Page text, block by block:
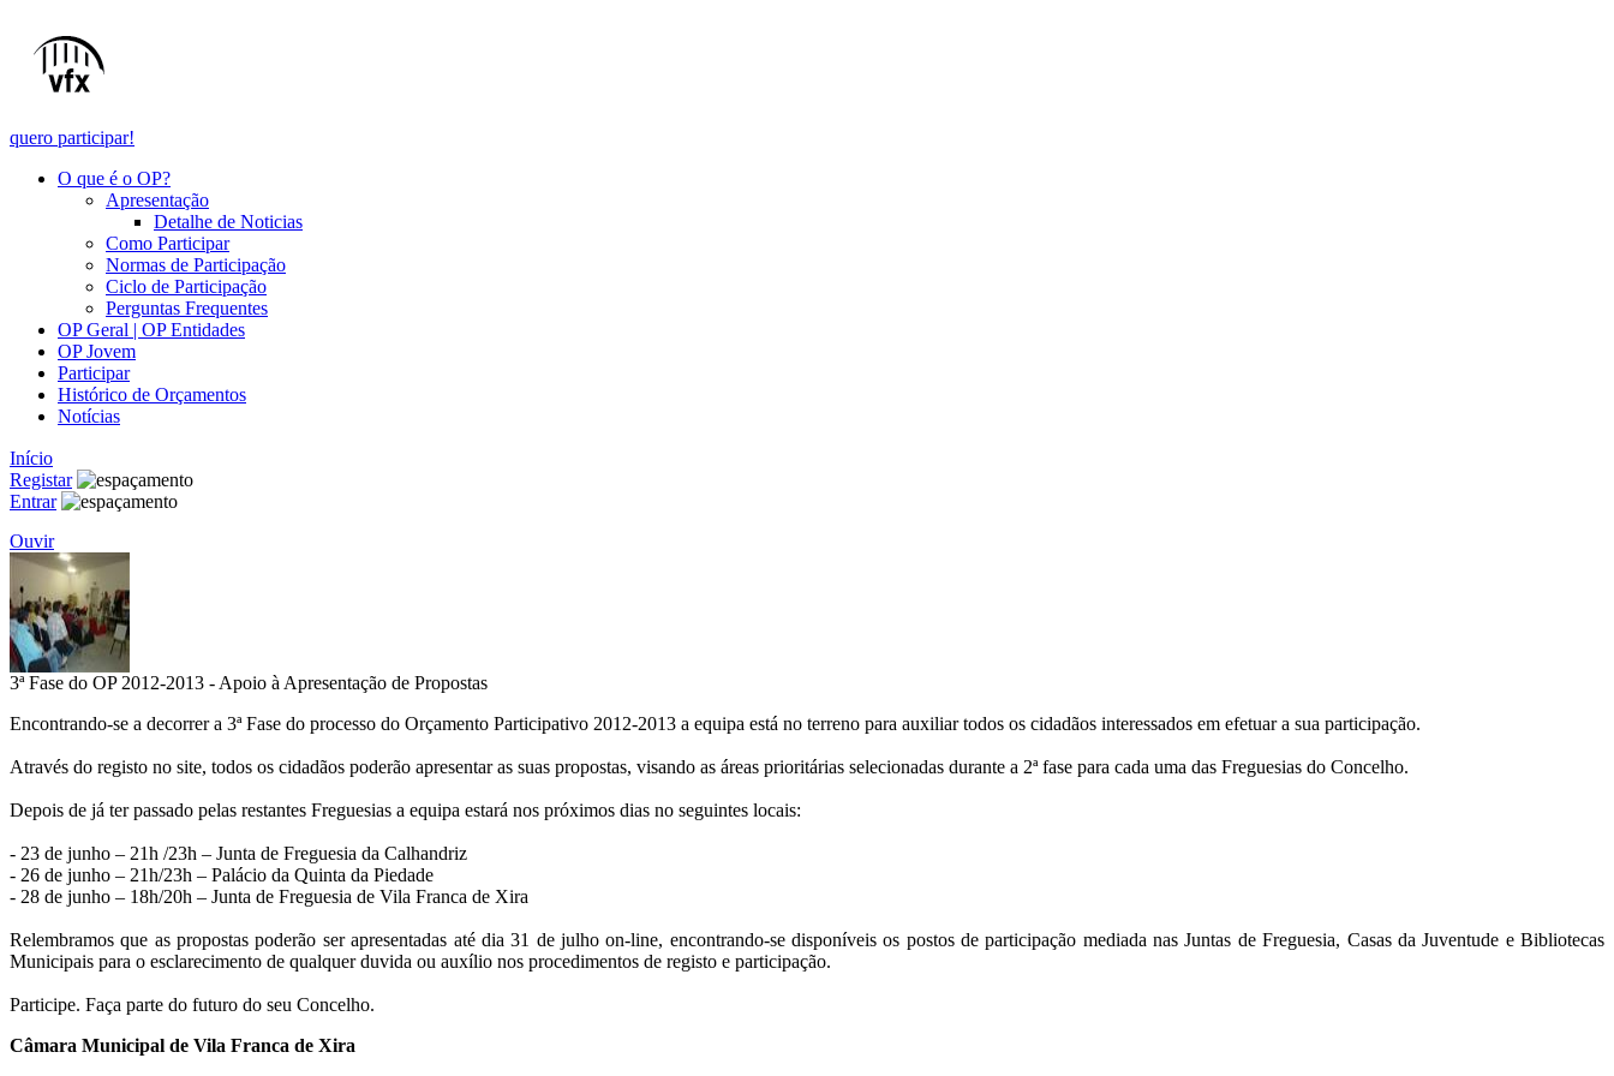
quero participar!
O que é o OP?
Apresentação
Detalhe de Noticias
Como Participar
Normas de Participação
Ciclo de Participação
Perguntas Frequentes
OP Geral | OP Entidades
OP Jovem
Participar
Histórico de Orçamentos
Notícias
Início
Registar
Entrar
Ouvir
3ª Fase do OP 2012-2013 - Apoio à Apresentação de Propostas
Encontrando-se a decorrer a 3ª Fase do processo do Orçamento Participativo 2012-2013 a equipa está no terreno para auxiliar todos os cidadãos interessados em efetuar a sua participação.
Através do registo no site, todos os cidadãos poderão apresentar as suas propostas, visando as áreas prioritárias selecionadas durante a 2ª fase para cada uma das Freguesias do Concelho.
Depois de já ter passado pelas restantes Freguesias a equipa estará nos próximos dias no seguintes locais:
- 23 de junho – 21h /23h – Junta de Freguesia da Calhandriz
- 26 de junho – 21h/23h – Palácio da Quinta da Piedade
- 28 de junho – 18h/20h – Junta de Freguesia de Vila Franca de Xira
Relembramos que as propostas poderão ser apresentadas até dia 31 de julho on-line, encontrando-se disponíveis os postos de participação mediada nas Juntas de Freguesia, Casas da Juventude e Bibliotecas
Municipais para o esclarecimento de qualquer duvida ou auxílio nos procedimentos de registo e participação.
Participe. Faça parte do futuro do seu Concelho.
Câmara Municipal de Vila Franca de Xira